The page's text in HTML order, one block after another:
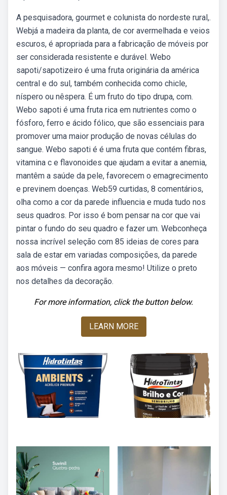
A pesquisadora, gourmet e colunista do nordeste rural,.
Webjá a madeira da planta, de cor avermelhada e veios
escuros, é apropriada para a fabricação de móveis por
ser considerada resistente e durável. Webo
sapoti/sapotizeiro é uma fruta originária da américa
central e do sul, também conhecida como chicle,
níspero ou nêspera. É um fruto do tipo drupa, com.
Webo sapoti é uma fruta rica em nutrientes como o
fósforo, ferro e ácido fólico, que são essenciais para
promover uma maior produção de novas células do
sangue. Webo sapoti é é uma fruta que contém fibras,
vitamina c e flavonoides que ajudam a evitar a anemia,
mantêm a saúde da pele, favorecem o emagrecimento
e previnem doenças. Web59 curtidas, 8 comentários,
olha como a cor da parede influencia e muda tudo nos
seus quadros. Por isso é bom pensar na cor que vai
pintar o fundo do seu quadro e fazer um. Webconheça
nossa incrível seleção com 85 ideias de cores para
sala de estar em variadas composições, da parede
aos móveis — confira agora mesmo! Utilize o preto
nos detalhes da decoração.
For more information, click the button below.
LEARN MORE